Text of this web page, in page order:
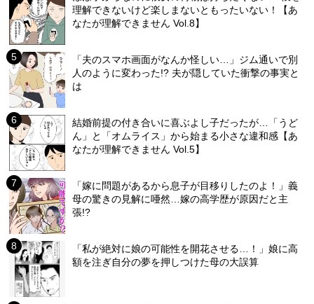
理解できないけど楽しまないともったいない！【あ
なたが理解できません Vol.8】
「夫のスマホ画面がなんか怪しい…」ジム通いで別
人のように変わった!? 夫が隠していた衝撃の事実と
は
結婚前提の付き合いに喜ぶよし子だったが…「うど
ん」と「オムライス」から始まる小さな違和感【あ
なたが理解できません Vol.5】
「嫁に問題があるから息子が目移りしたのよ！」義
母の驚きの見解に唖然…嫁の高学歴が原因だと主
張!?
「私が絶対に娘の可能性を開花させる…！」娘に高
額を注ぎ自分の夢を押しつけた母の大誤算